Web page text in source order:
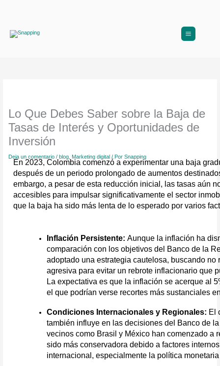
Lo Que Debes Saber sobre la Baja de
Tasas de Interés y Oportunidades de
Inversión
Deja un comentario / blog, Marketing digital/ Por Snapping
En 2023, Colombia comenzó a experimentar una baja
después de un periodo prolongado de aumentos
embargo, a pesar de esta reducción inicial, las tasas aún
accesibles para impulsar significativamente el sector
que la baja ha sido más lenta de lo esperado por varios
Inflación Persistente: Aunque la inflación ha
comparación con los objetivos del Banco de la
adoptado una estrategia cautelosa, buscando no
agresiva para evitar un rebrote inflacionario que
La expectativa es que la inflación se acerque al
el que podrían verse recortes más sustanciales
Condiciones Internacionales y Regionales: El
también influye en las decisiones del Banco de
vecinos como Brasil y México han comenzado a
sido más conservadora debido a factores
internacional, especialmente la política